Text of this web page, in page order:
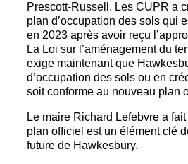
Prescott-Russell. Les CUPR a
plan d’occupation des sols qui
en 2023 après avoir reçu
La Loi sur l’aménagement du
exige maintenant que
d’occupation des sols ou en
soit conforme au nouveau plan
Le maire Richard Lefebvre a fait
plan officiel est un élément clé
future de Hawkesbury.